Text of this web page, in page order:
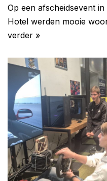
Op een afscheidsevent
Hotel werden mooie
verder »